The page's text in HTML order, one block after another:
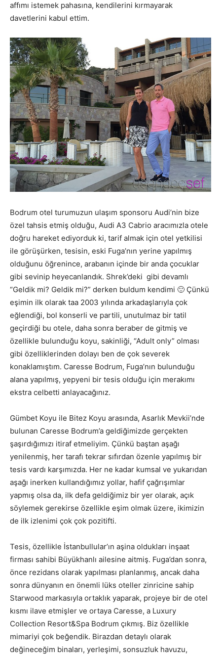
affımı istemek pahasına, kendilerini kırmayarak
davetlerini kabul ettim.
Bodrum otel turumuzun ulaşım sponsoru Audi’nin bize
özel tahsis etmiş olduğu, Audi A3 Cabrio aracımızla otele
doğru hareket ediyorduk ki, tarif almak için otel yetkilisi
ile görüşürken, tesisin, eski Fuga’nın yerine yapılmış
olduğunu öğrenince, arabanın içinde bir anda çocuklar
gibi sevinip heyecanlandık. Shrek’deki gibi devamlı
“Geldik mi? Geldik mi?” derken buldum kendimi 🙂 Çünkü
eşimin ilk olarak taa 2003 yılında arkadaşlarıyla çok
eğlendiği, bol konserli ve partili, unutulmaz bir tatil
geçirdiği bu otele, daha sonra beraber de gitmiş ve
özellikle bulunduğu koyu, sakinliği, “Adult only” olması
gibi özelliklerinden dolayı ben de çok severek
konaklamıştım. Caresse Bodrum, Fuga’nın bulunduğu
alana yapılmış, yepyeni bir tesis olduğu için merakımı
ekstra celbetti anlayacağınız.
Gümbet Koyu ile Bitez Koyu arasında, Asarlık Mevkii’nde
bulunan Caresse Bodrum’a geldiğimizde gerçekten
şaşırdığımızı itiraf etmeliyim. Çünkü baştan aşağı
yenilenmiş, her tarafı tekrar sıfırdan özenle yapılmış bir
tesis vardı karşımızda. Her ne kadar kumsal ve yukarıdan
aşağı inerken kullandığımız yollar, hafif çağrışımlar
yapmış olsa da, ilk defa geldiğimiz bir yer olarak, açık
söylemek gerekirse özellikle eşim olmak üzere, ikimizin
de ilk izlenimi çok çok pozitifti.
Tesis, özellikle İstanbullular’ın aşina oldukları inşaat
firması sahibi Büyükhanlı ailesine aitmiş. Fuga’dan sonra,
önce rezidans olarak yapılması planlanmış, ancak daha
sonra dünyanın en önemli lüks oteller zinricine sahip
Starwood markasıyla ortaklık yaparak, projeye bir de otel
kısmı ilave etmişler ve ortaya Caresse, a Luxury
Collection Resort&Spa Bodrum çıkmış. Biz özellikle
mimariyi çok beğendik. Birazdan detaylı olarak
değineceğim binaları, yerleşimi, sonsuzluk havuzu,